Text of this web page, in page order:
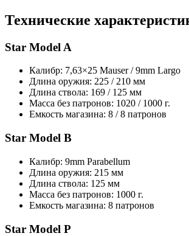
Технические
Star Model A
Калибр: 7,63×25 Mauser / 9mm Largo
Длина оружия: 225 / 210 мм
Длина ствола: 169 / 125 мм
Масса без патронов: 1020 / 1000 г.
Емкость магазина: 8 / 8 патронов
Star Model B
Калибр: 9mm Parabellum
Длина оружия: 215 мм
Длина ствола: 125 мм
Масса без патронов: 1000 г.
Емкость магазина: 8 патронов
Star Model P